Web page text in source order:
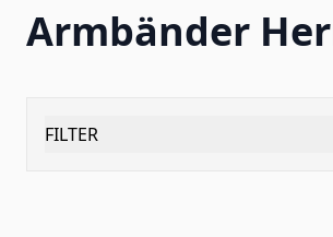
Armbänder
FILTER